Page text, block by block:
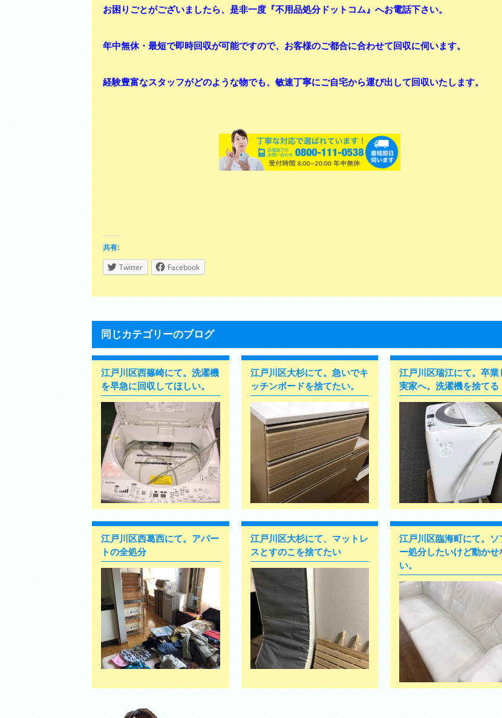
お困りごとがございましたら、是非一度『不用品処分ドットコム』へお電話下さい。
年中無休・最短で即時回収が可能ですので、お客様のご都合に合わせて回収に伺います。
経験豊富なスタッフがどのような物でも、敏速丁寧にご自宅から運び出して回収いたします。
共有:
Twitter Facebook
同じカテゴリーのブログ
江戸川区西篠崎にて。洗濯機
を早急に回収してほしい。
江戸川区大杉にて。急いでキ
ッチンボードを捨てたい。
江戸川区瑞江にて。卒業
実家へ。洗濯機を捨てる
江戸川区西葛西にて。アパー
トの全処分
江戸川区大杉にて、マットレ
スとすのこを捨てたい
江戸川区臨海町にて。ソ
ー処分したいけど動かせ
い。